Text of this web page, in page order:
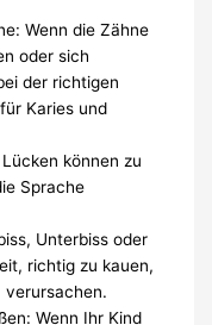
Wenn die Zähne
oder sich
der richtigen
Karies und
können zu
Sprache
Unterbiss oder
richtig zu kauen,
verursachen.
Wenn Ihr Kind